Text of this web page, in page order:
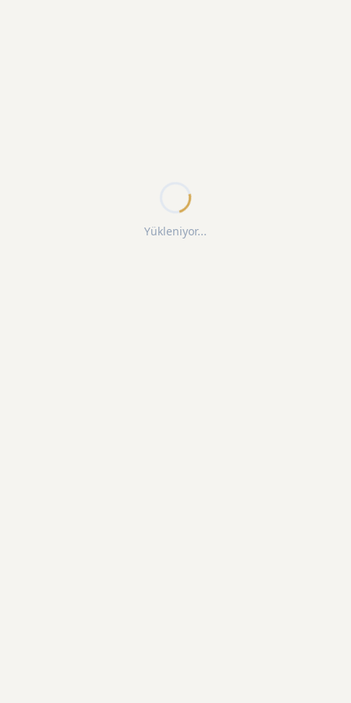
Yükleniyor...